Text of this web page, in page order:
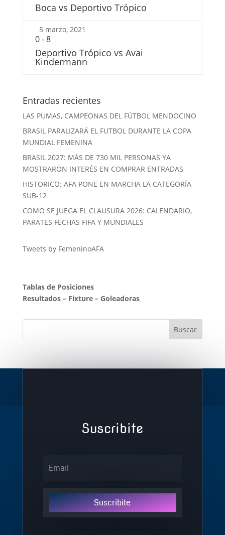
Boca vs Deportivo Trópico
5 marzo, 2021
0-8
Deportivo Trópico vs Avai
Kindermann
Entradas recientes
LAS PUMAS, CAMPEONAS DEL FÚTBOL MENDOCINO
BRASIL PARALIZARÁ EL FUTBOL DURANTE LA COPA
MUNDIAL FEMENINA
BRASIL 2027: MÁS DE 730 MIL PERSONAS YA
MOSTRARON INTERÉS EN COMPRAR ENTRADAS
HISTORICO: AFA PONE EN MARCHA LA CATEGORÍA
SUB-12
COMO SE JUEGA EL CLAUSURA 2026: CALENDARIO,
PARATES FECHAS FIFA Y MUNDIALES
Tweets by FemeninoAFA
Tablas de Posiciones
Resultados– Fixture– Goleadoras
Suscribite
Suscribite